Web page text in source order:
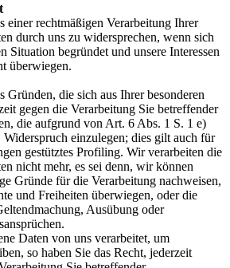
einer rechtmäßigen Verarbeitung Ihrer
durch uns zu widersprechen, wenn sich
Situation begründet und unsere Interessen
überwiegen.
Gründen, die sich aus Ihrer besonderen
gegen die Verarbeitung Sie betreffender
die aufgrund von Art. 6 Abs. 1 S. 1 e)
einzulegen; dies gilt auch für
gestütztes Profiling. Wir verarbeiten die
nicht mehr, es sei denn, wir können
Gründe für die Verarbeitung nachweisen,
und Freiheiten überwiegen, oder die
Ausübung oder
Daten von uns verarbeitet, um
so haben Sie das Recht, jederzeit